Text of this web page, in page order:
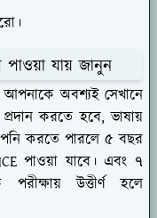
পাওয়া যায় জানুন
আপনাকে অবশ্যই সেখানে
করতে হবে, ভাষায়
করতে পারলে ৫ বছর
পাওয়া যাবে। এবং ৭
উত্তীর্ণ হলে